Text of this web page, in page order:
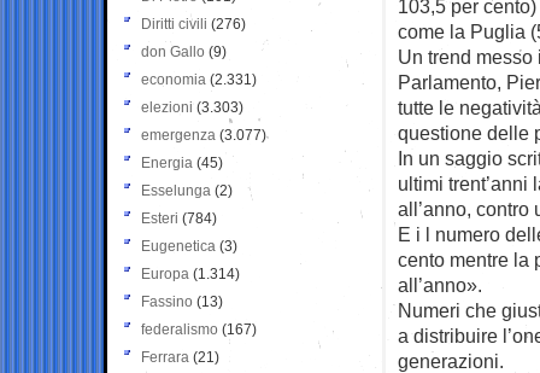
103,5 per
come la Puglia
Un trend
Parlamento,
tutte le
questione delle
In un saggio
ultimi trent’anni
all’anno, contro
E i l numero
cento mentre la
all’anno».
Numeri che
a distribuire
generazioni.
Diritti civili (276)
don Gallo (9)
economia (2.331)
elezioni (3.303)
emergenza (3.077)
Energia (45)
Esselunga (2)
Esteri (784)
Eugenetica (3)
Europa (1.314)
Fassino (13)
federalismo (167)
Ferrara (21)